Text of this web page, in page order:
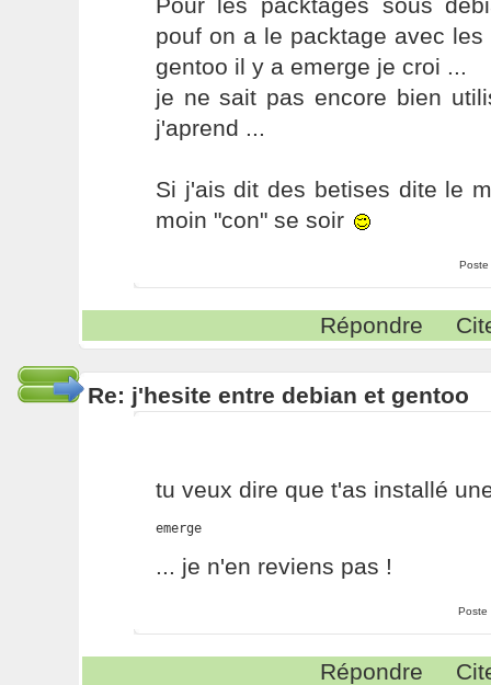
pouf on a le packtage avec
gentoo il y a emerge je croi ...
je ne sait pas encore bien
j'aprend ...
Si j'ais dit des betises dite le
moin "con" se soir
Poste
Répondre
Re: j'hesite entre debian et gentoo
tu veux dire que t'as installé
emerge
... je n'en reviens pas !
Poste
Répondre